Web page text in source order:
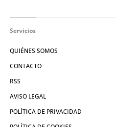
Servicios
QUIÉNES SOMOS
CONTACTO
RSS
AVISO LEGAL
POLÍTICA DE PRIVACIDAD